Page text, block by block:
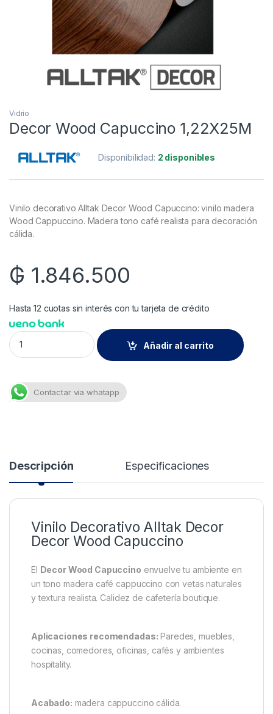
Vidrio
Decor Wood Capuccino 1,22X25M
Disponibilidad: 2 disponibles
Vinilo decorativo Alltak Decor Wood Capuccino: vinilo madera
Wood Cappuccino. Madera tono café realista para decoración
cálida.
₲ 1.846.500
Hasta 12 cuotas sin interés con tu tarjeta de crédito
Decor Wood Capuccino 1,22X25M quantity
Añadir al carrito
Contactar via whatapp
Descripción Especificaciones
Vinilo Decorativo Alltak Decor
Decor Wood Capuccino
El Decor Wood Capuccino envuelve tu ambiente en
un tono madera café cappuccino con vetas naturales
y textura realista. Calidez de cafetería boutique.
Aplicaciones recomendadas: Paredes, muebles,
cocinas, comedores, oficinas, cafés y ambientes
hospitality.
Acabado: madera cappuccino cálida.